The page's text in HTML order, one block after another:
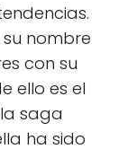
nombre
con su
ello es el
saga
ha sido